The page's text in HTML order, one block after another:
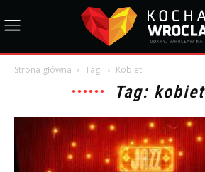
Strona główna Tagi Kobiet
Tag: kobiet